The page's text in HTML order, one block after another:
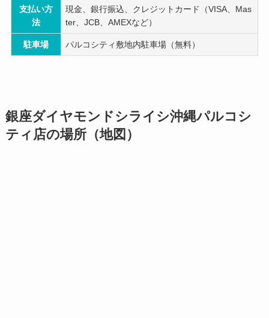
支払い方
法
現金、銀行振込、クレジットカード（VISA、Mas
ter、JCB、AMEXなど）
駐車場 パルコシティ敷地内駐車場（無料）
銀座ダイヤモンドシライシ沖縄パルコシ
ティ店の場所（地図）